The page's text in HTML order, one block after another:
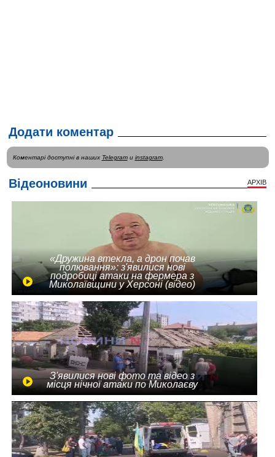
Додати коментар
Коментарі доступні в наших Telegramи instagram.
Відеоновини АРХІВ
«Дружина втекла, а дрон почав
полювання»: з'явилися нові
подробиці атаки на фермера з
Миколаївщини у Херсоні (відео)
З'явилися нові фото та відео з
місця нічної атаки по Миколаєву